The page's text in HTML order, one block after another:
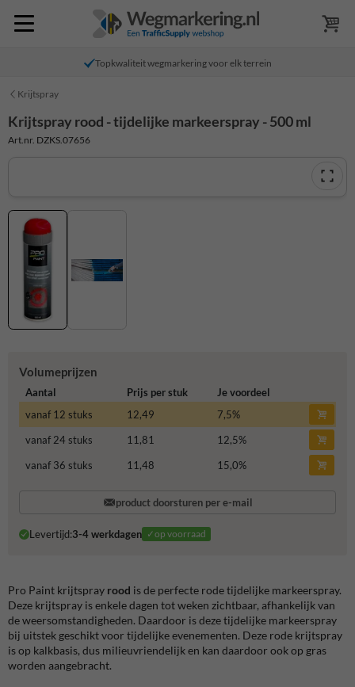
Topkwaliteit wegmarkering voor elk terrein
Krijtspray
Krijtspray rood - tijdelijke markeerspray - 500 ml
Art.nr. DZKS.07656
Volumeprijzen
Aantal Prijs per stuk
Je voordeel
vanaf 12 stuks
12,49 7,5%
vanaf 24 stuks
11,81 12,5%
vanaf 36 stuks
11,48 15,0%
product doorsturen per e-mail
Levertijd:3-4 werkdagen ✓op voorraad
Pro Paint krijtspray rood is de perfecte rode tijdelijke markeerspray.
Deze krijtspray is enkele dagen tot weken zichtbaar, afhankelijk van
de weersomstandigheden. Daardoor is deze tijdelijke markeerspray
bij uitstek geschikt voor tijdelijke evenementen. Deze rode krijtspray
is op kalkbasis, dus milieuvriendelijk en kan daardoor ook op gras
worden aangebracht.